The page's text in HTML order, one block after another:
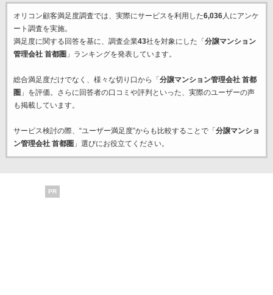
オリコン顧客満足度調査では、実際にサービスを利用した6,036人にアンケ
ート調査を実施。
満足度に関する回答を基に、調査企業43社を対象にした「 分譲マンション
管理会社 首都圏 」ランキングを発表しています。
総合満足度だけでなく、様々な切り口から「 分譲マンション管理会社 首都
圏 」を評価。さらに回答者の口コミや評判といった、実際のユーザーの声
も掲載しています。
サービス検討の際、“ユーザー満足度”からも比較することで「 分譲マンショ
ン管理会社 首都圏 」選びにお役立てください。
PR